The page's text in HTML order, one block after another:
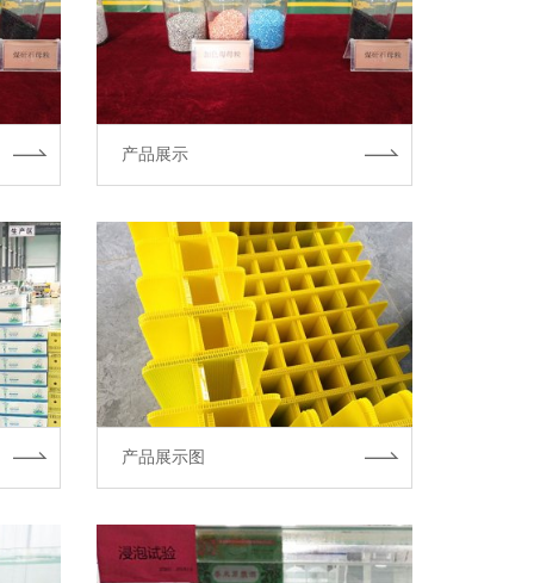
产品展示
产品展示图